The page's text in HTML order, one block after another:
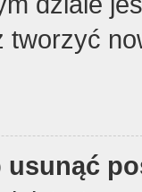
tworzyć
usunąć